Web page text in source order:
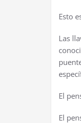
Esto
Las
El
El